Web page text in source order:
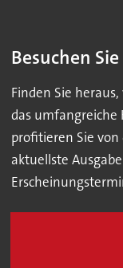
Besuchen
Finden Sie
das umfangreiche
profitieren Sie
aktuellste